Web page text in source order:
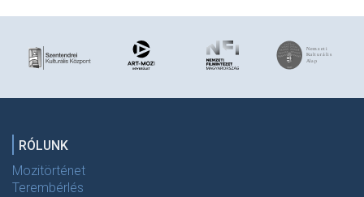
RÓLUNK
Mozitörténet
Terembérlés